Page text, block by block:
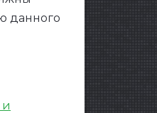
данного